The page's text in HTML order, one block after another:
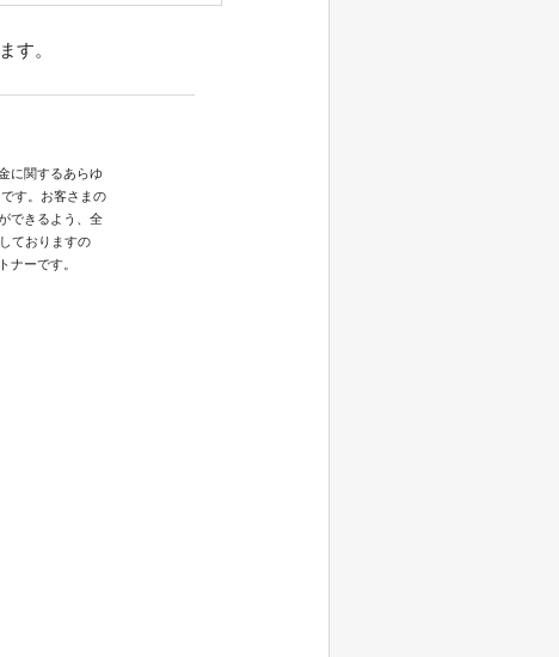
す。
に関するあらゆ
す。お客さまの
できるよう、全
ておりますの
ナーです。